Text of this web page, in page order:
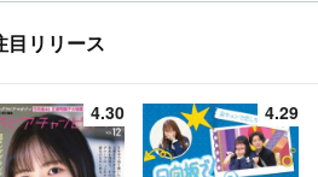
目リリース
4.30 4.29